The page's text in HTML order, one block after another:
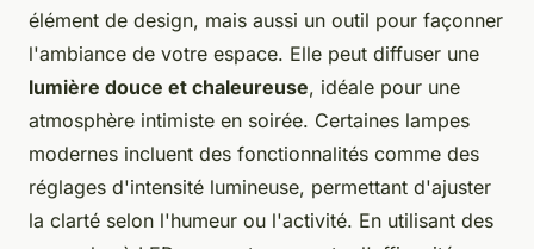
élément de design, mais aussi un outil pour façonner
l'ambiance de votre espace. Elle peut diffuser une
lumière douce et chaleureuse, idéale pour une
atmosphère intimiste en soirée. Certaines lampes
modernes incluent des fonctionnalités comme des
réglages d'intensité lumineuse, permettant d'ajuster
la clarté selon l'humeur ou l'activité. En utilisant des